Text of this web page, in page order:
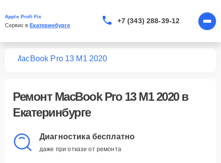
Apple Profi Fix
Сервис в Екатеринбурге
+7 (343) 288-39-12
MacBook Pro 13 M1 2020
Ремонт MacBook Pro 13 M1 2020в
Екатеринбурге
Диагностика бесплатно
даже при отказе от ремонта